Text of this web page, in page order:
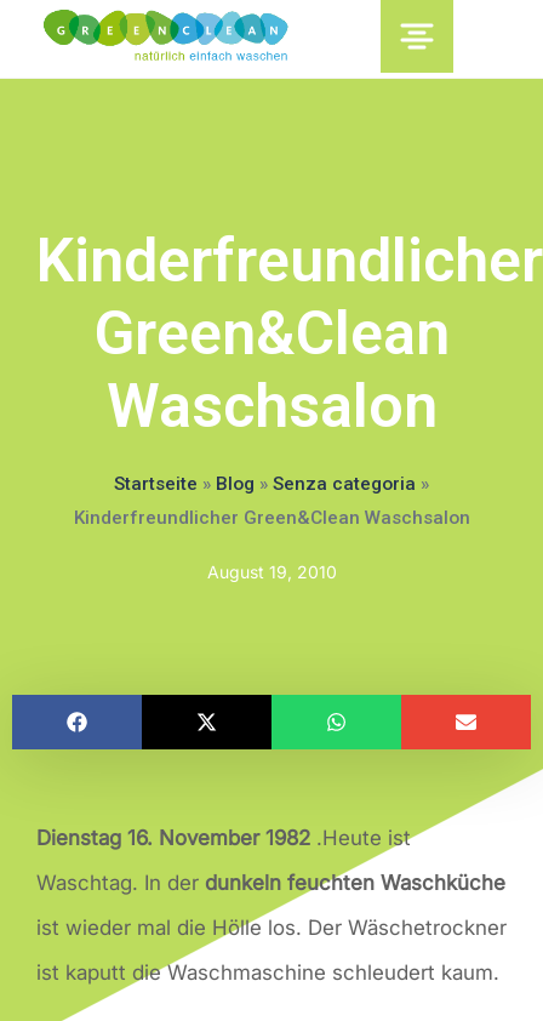
content
Kinderfreundlicher
Green&Clean
Waschsalon
Startseite » Blog » Senza categoria »
Kinderfreundlicher Green&Clean Waschsalon
August 19, 2010
Dienstag 16. November 1982 .Heute ist
Waschtag. In der dunkeln feuchten Waschküche
ist wieder mal die Hölle los. Der Wäschetrockner
ist kaputt die Waschmaschine schleudert kaum.